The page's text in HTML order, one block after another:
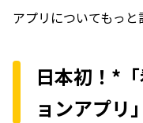
アプリについてもっと
日本初！*
ョンアプリ」